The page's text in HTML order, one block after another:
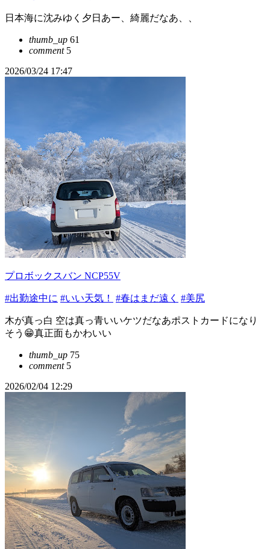
日本海に沈みゆく夕日あー、綺麗だなあ、、
thumb_up 61
comment5
2026/03/24 17:47
プロボックスバン NCP55V
#出勤途中に #いい天気！ #春はまだ遠く #美尻
木が真っ白 空は真っ青いいケツだなあポストカードになり
そう😁真正面もかわいい
thumb_up 75
comment5
2026/02/04 12:29